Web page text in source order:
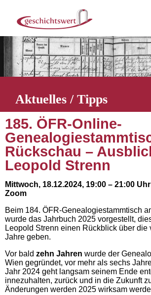
Aktuelles / Tipps
185. ÖFR-Online-
Rückschau –
Leopold Strenn
Mittwoch, 18.12.2024, 19:00 – 21:00
Zoom
Beim 184. ÖFR-Genealogiestammtisch
wurde das Jahrbuch 2025 vorgestellt,
Leopold Strenn einen Rückblick über die
Jahre geben.
Vor bald zehn Jahren wurde der
Wien gegründet, vor mehr als sechs
Jahr 2024 geht langsam seinem Ende
innezuhalten, zurück und in die Zukunft
Änderungen werden 2025 wirksam